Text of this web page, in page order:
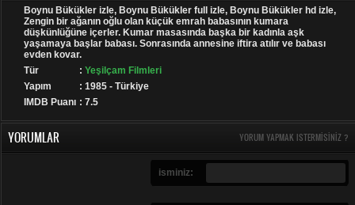
Boynu Bükükler izle, Boynu Bükükler full izle, Boynu Bükükler hd izle,
Zengin bir ağanın oğlu olan küçük emrah babasının kumara
düşkünlüğüne içerler. Kumar masasında başka bir kadınla aşk
yaşamaya başlar babası. Sonrasında annesine iftira atılır ve babası
evden kovar.
Tür
: Yeşilçam Filmleri
Yapım
: 1985 - Türkiye
IMDB Puanı : 7.5
YORUMLAR YORUM YAPMAK ISTERMISINIZ ?
isminiz: